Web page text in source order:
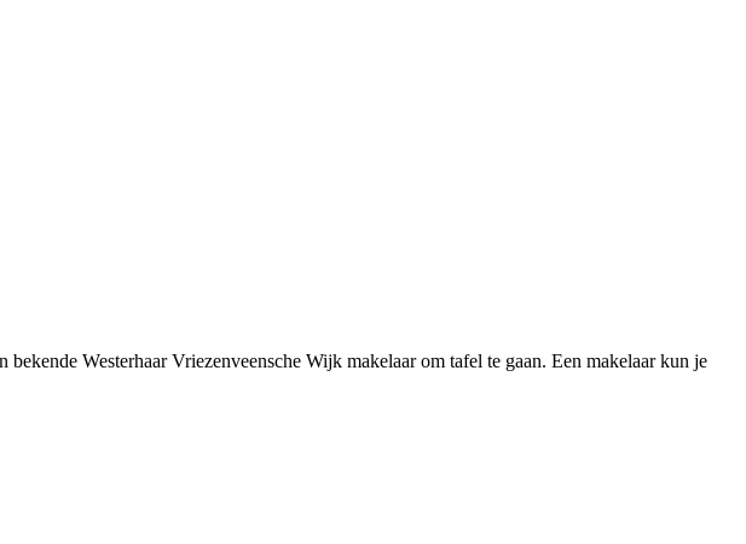
Westerhaar Vriezenveensche Wijk makelaar om tafel te gaan. Een makelaar kun je